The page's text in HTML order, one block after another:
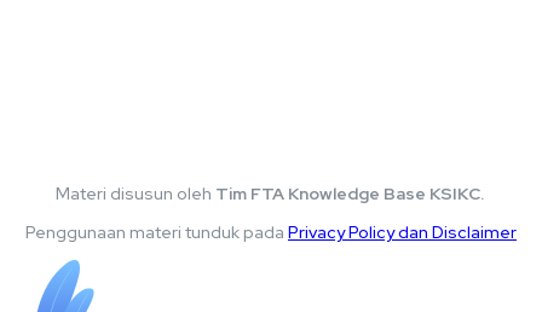
Materi disusun oleh Tim FTA Knowledge Base KSIKC.
Penggunaan materi tunduk pada Privacy Policy dan Disclaimer